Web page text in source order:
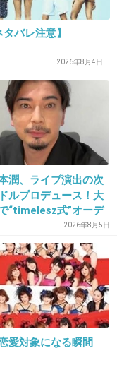
+3 -1
てDVDみせなが
までくれます。
-6
バレ注意】
2026年8月4日
潤、ライブ演出の次
ルプロデュース！大
“timelesz式”オーデ
番組が進行中か2026年8月5日
愛対象になる瞬間